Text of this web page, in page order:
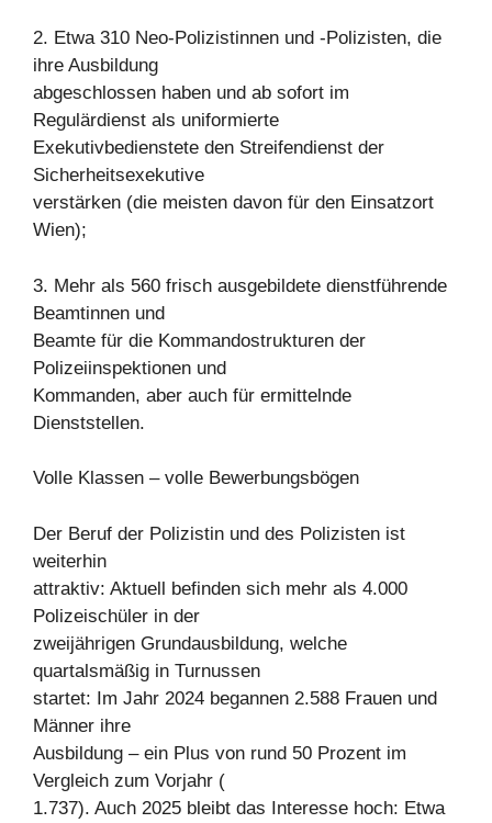
2. Etwa 310 Neo-Polizistinnen und -Polizisten, die
ihre Ausbildung
abgeschlossen haben und ab sofort im
Regulärdienst als uniformierte
Exekutivbedienstete den Streifendienst der
Sicherheitsexekutive
verstärken (die meisten davon für den Einsatzort
Wien);
3. Mehr als 560 frisch ausgebildete dienstführende
Beamtinnen und
Beamte für die Kommandostrukturen der
Polizeiinspektionen und
Kommanden, aber auch für ermittelnde
Dienststellen.
Volle Klassen – volle Bewerbungsbögen
Der Beruf der Polizistin und des Polizisten ist
weiterhin
attraktiv: Aktuell befinden sich mehr als 4.000
Polizeischüler in der
zweijährigen Grundausbildung, welche
quartalsmäßig in Turnussen
startet: Im Jahr 2024 begannen 2.588 Frauen und
Männer ihre
Ausbildung – ein Plus von rund 50 Prozent im
Vergleich zum Vorjahr (
1.737). Auch 2025 bleibt das Interesse hoch: Etwa